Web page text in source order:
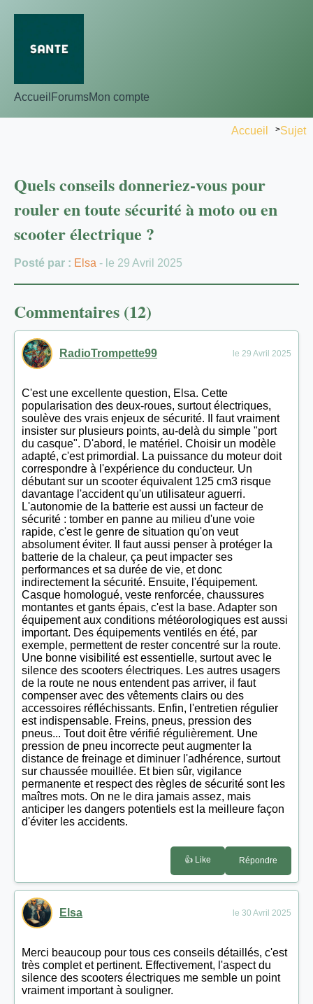
Accueil ForumsMon compte
Accueil >Sujet
Quels conseils donneriez-vous pour
rouler en toute sécurité à moto ou en
scooter électrique ?
Posté par : Elsa - le 29 Avril 2025
Commentaires (12)
RadioTrompette99 le 29 Avril 2025
C'est une excellente question, Elsa. Cette
popularisation des deux-roues, surtout électriques,
soulève des vrais enjeux de sécurité. Il faut vraiment
insister sur plusieurs points, au-delà du simple "port
du casque". D'abord, le matériel. Choisir un modèle
adapté, c'est primordial. La puissance du moteur doit
correspondre à l'expérience du conducteur. Un
débutant sur un scooter équivalent 125 cm3 risque
davantage l'accident qu'un utilisateur aguerri.
L'autonomie de la batterie est aussi un facteur de
sécurité : tomber en panne au milieu d'une voie
rapide, c'est le genre de situation qu'on veut
absolument éviter. Il faut aussi penser à protéger la
batterie de la chaleur, ça peut impacter ses
performances et sa durée de vie, et donc
indirectement la sécurité. Ensuite, l'équipement.
Casque homologué, veste renforcée, chaussures
montantes et gants épais, c'est la base. Adapter son
équipement aux conditions météorologiques est aussi
important. Des équipements ventilés en été, par
exemple, permettent de rester concentré sur la route.
Une bonne visibilité est essentielle, surtout avec le
silence des scooters électriques. Les autres usagers
de la route ne nous entendent pas arriver, il faut
compenser avec des vêtements clairs ou des
accessoires réfléchissants. Enfin, l'entretien régulier
est indispensable. Freins, pneus, pression des
pneus... Tout doit être vérifié régulièrement. Une
pression de pneu incorrecte peut augmenter la
distance de freinage et diminuer l'adhérence, surtout
sur chaussée mouillée. Et bien sûr, vigilance
permanente et respect des règles de sécurité sont les
maîtres mots. On ne le dira jamais assez, mais
anticiper les dangers potentiels est la meilleure façon
d'éviter les accidents.
👍 Like Répondre
Elsa le 30 Avril 2025
Merci beaucoup pour tous ces conseils détaillés, c'est
très complet et pertinent. Effectivement, l'aspect du
silence des scooters électriques me semble un point
vraiment important à souligner.